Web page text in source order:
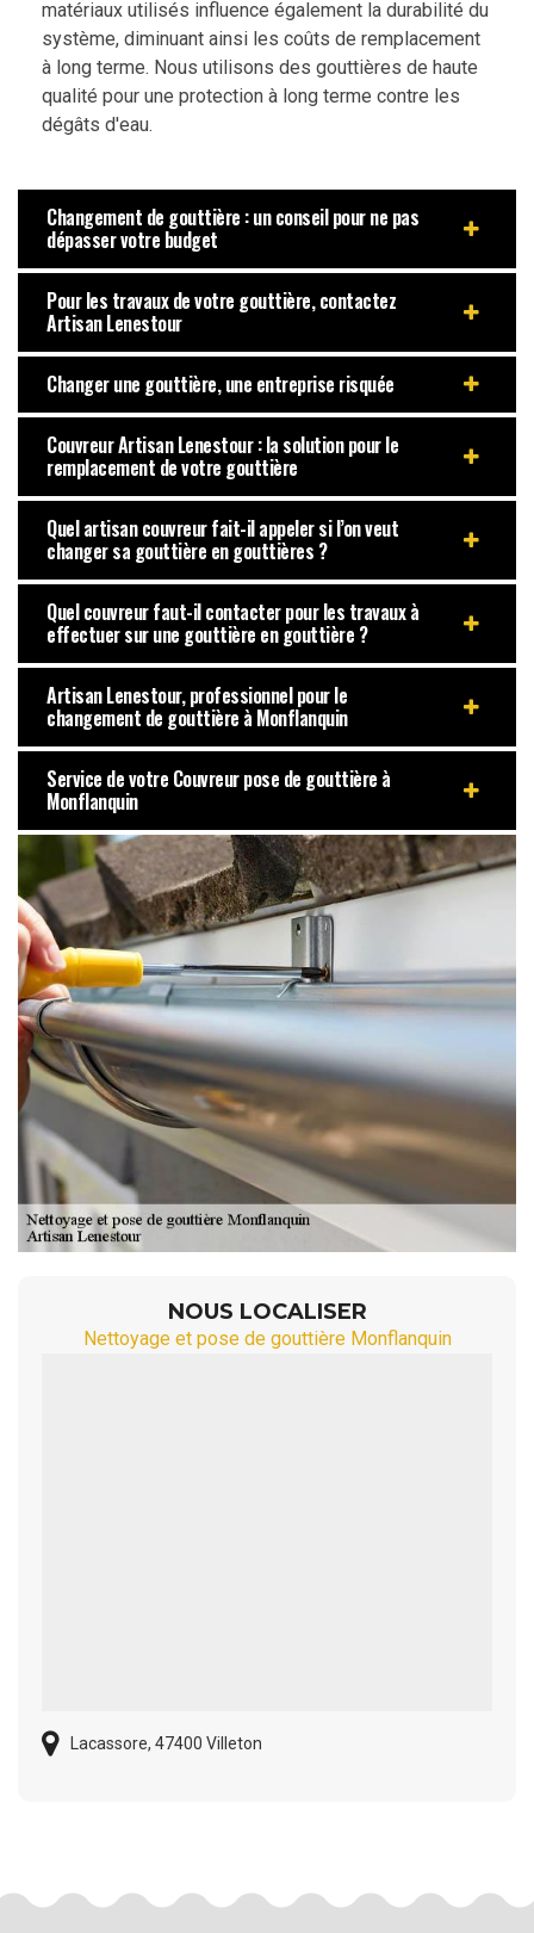
matériaux utilisés influence également la durabilité du
système, diminuant ainsi les coûts de remplacement
à long terme. Nous utilisons des gouttières de haute
qualité pour une protection à long terme contre les
dégâts d'eau.
Changement de gouttière : un conseil pour ne pas
dépasser votre budget
Pour les travaux de votre gouttière, contactez
Artisan Lenestour
Changer une gouttière, une entreprise risquée
Couvreur Artisan Lenestour : la solution pour le
remplacement de votre gouttière
Quel artisan couvreur fait-il appeler si l’on veut
changer sa gouttière en gouttières ?
Quel couvreur faut-il contacter pour les travaux à
effectuer sur une gouttière en gouttière ?
Artisan Lenestour, professionnel pour le
changement de gouttière à Monflanquin
Service de votre Couvreur pose de gouttière à
Monflanquin
NOUS LOCALISER
Nettoyage et pose de gouttière Monflanquin
Lacassore, 47400 Villeton